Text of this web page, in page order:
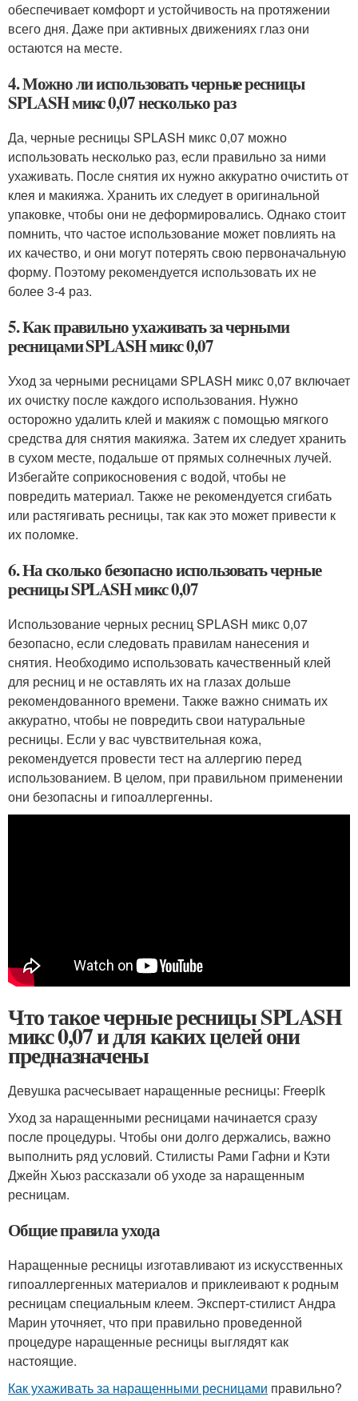
обеспечивает комфорт и устойчивость на протяжении
всего дня. Даже при активных движениях глаз они
остаются на месте.
4. Можно ли использовать черные ресницы
SPLASH микс 0,07 несколько раз
Да, черные ресницы SPLASH микс 0,07 можно
использовать несколько раз, если правильно за ними
ухаживать. После снятия их нужно аккуратно очистить от
клея и макияжа. Хранить их следует в оригинальной
упаковке, чтобы они не деформировались. Однако стоит
помнить, что частое использование может повлиять на
их качество, и они могут потерять свою первоначальную
форму. Поэтому рекомендуется использовать их не
более 3-4 раз.
5. Как правильно ухаживать за черными
ресницами SPLASH микс 0,07
Уход за черными ресницами SPLASH микс 0,07 включает
их очистку после каждого использования. Нужно
осторожно удалить клей и макияж с помощью мягкого
средства для снятия макияжа. Затем их следует хранить
в сухом месте, подальше от прямых солнечных лучей.
Избегайте соприкосновения с водой, чтобы не
повредить материал. Также не рекомендуется сгибать
или растягивать ресницы, так как это может привести к
их поломке.
6. На сколько безопасно использовать черные
ресницы SPLASH микс 0,07
Использование черных ресниц SPLASH микс 0,07
безопасно, если следовать правилам нанесения и
снятия. Необходимо использовать качественный клей
для ресниц и не оставлять их на глазах дольше
рекомендованного времени. Также важно снимать их
аккуратно, чтобы не повредить свои натуральные
ресницы. Если у вас чувствительная кожа,
рекомендуется провести тест на аллергию перед
использованием. В целом, при правильном применении
они безопасны и гипоаллергенны.
Что такое черные ресницы SPLASH
микс 0,07 и для каких целей они
предназначены
Девушка расчесывает наращенные ресницы: Freepik
Уход за наращенными ресницами начинается сразу
после процедуры. Чтобы они долго держались, важно
выполнить ряд условий. Стилисты Рами Гафни и Кэти
Джейн Хьюз рассказали об уходе за наращенным
ресницам.
Общие правила ухода
Наращенные ресницы изготавливают из искусственных
гипоаллергенных материалов и приклеивают к родным
ресницам специальным клеем. Эксперт-стилист Андра
Марин уточняет, что при правильно проведенной
процедуре наращенные ресницы выглядят как
настоящие.
Как ухаживать за наращенными ресницами правильно?